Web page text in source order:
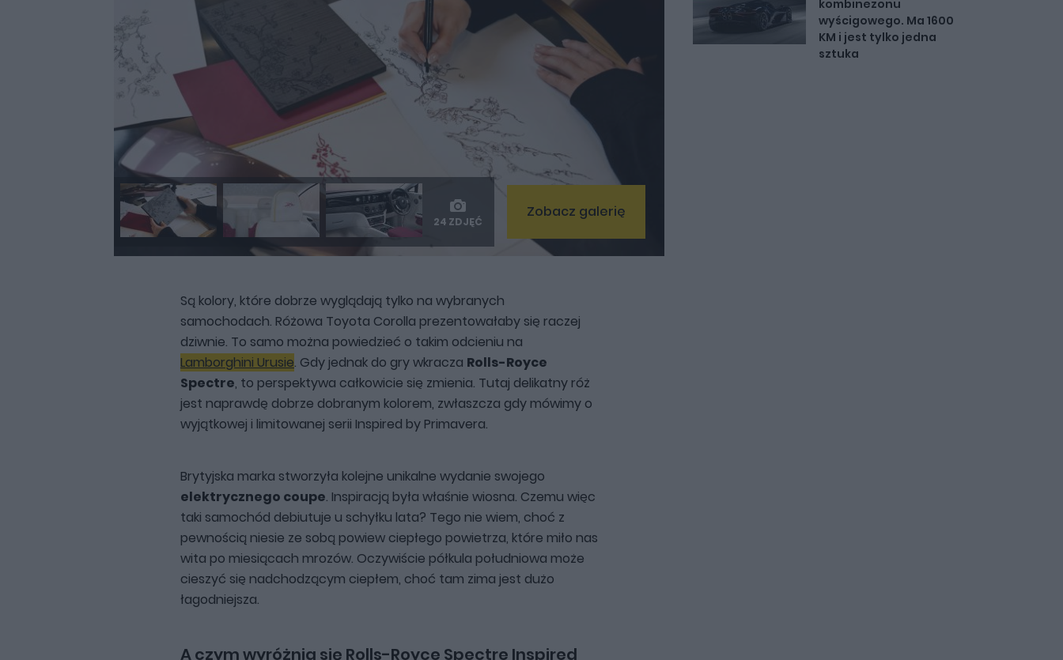
24 ZDJĘĆ
Zobacz galerię
Są kolory, które dobrze wyglądają tylko na wybranych
samochodach. Różowa Toyota Corolla prezentowałaby się raczej
dziwnie. To samo można powiedzieć o takim odcieniu na
Lamborghini Urusie. Gdy jednak do gry wkracza Rolls-Royce
Spectre, to perspektywa całkowicie się zmienia. Tutaj delikatny róż
jest naprawdę dobrze dobranym kolorem, zwłaszcza gdy mówimy o
wyjątkowej i limitowanej serii Inspired by Primavera.
Brytyjska marka stworzyła kolejne unikalne wydanie swojego
elektrycznego coupe. Inspiracją była właśnie wiosna. Czemu więc
taki samochód debiutuje u schyłku lata? Tego nie wiem, choć z
pewnością niesie ze sobą powiew ciepłego powietrza, które miło nas
wita po miesiącach mrozów. Oczywiście półkula południowa może
cieszyć się nadchodzącym ciepłem, choć tam zima jest dużo
łagodniejsza.
A czym wyróżnia się Rolls-Royce Spectre Inspired
kombinezonu
wyścigowego. Ma 1600
KM i jest tylko jedna
sztuka